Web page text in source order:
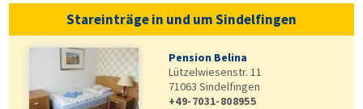
Stareinträge in und um Sindelfingen
Pension Belina
Lützelwiesenstr. 11
71063 Sindelfingen
+49-7031-808955